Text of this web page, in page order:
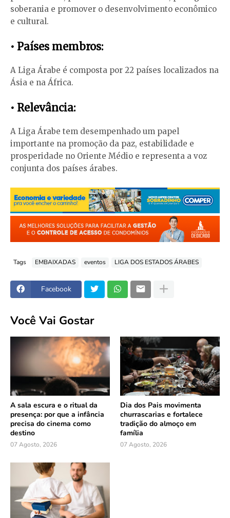
soberania e promover o desenvolvimento econômico
e cultural.
• Países membros:
A Liga Árabe é composta por 22 países localizados na
Ásia e na África.
• Relevância:
A Liga Árabe tem desempenhado um papel
importante na promoção da paz, estabilidade e
prosperidade no Oriente Médio e representa a voz
conjunta dos países árabes.
Tags EMBAIXADAS eventos LIGA DOS ESTADOS ÁRABES
Facebook
Você Vai Gostar
A sala escura e o ritual da
presença: por que a infância
precisa do cinema como
destino
07 Agosto, 2026
Dia dos Pais movimenta
churrascarias e fortalece
tradição do almoço em
família
07 Agosto, 2026